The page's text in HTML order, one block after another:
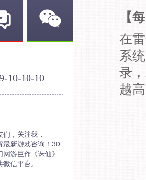
10-10-10
们，关注我，
最新游戏咨询！3D
网游巨作《诛仙》
微信平台。
【
在
系
录
越